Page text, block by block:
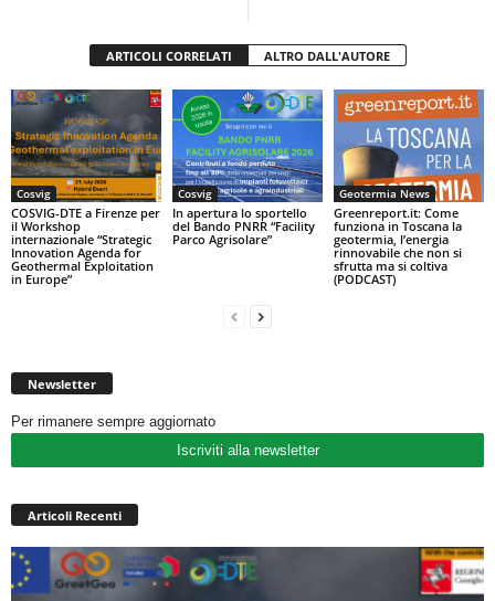
ARTICOLI CORRELATI ALTRO DALL'AUTORE
Cosvig
COSVIG-DTE a Firenze per
il Workshop
internazionale “Strategic
Innovation Agenda for
Geothermal Exploitation
in Europe”
Cosvig
In apertura lo sportello
del Bando PNRR “Facility
Parco Agrisolare”
Geotermia News
Greenreport.it: Come
funziona in Toscana la
geotermia, l’energia
rinnovabile che non si
sfrutta ma si coltiva
(PODCAST)
Newsletter
Per rimanere sempre aggiornato
Iscriviti alla newsletter
Articoli Recenti